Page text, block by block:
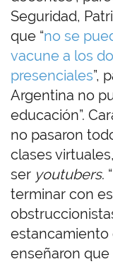
Seguridad,
que “no se
vacune a los
presenciales”,
Argentina no
educación”.
no pasaron
clases
ser youtubers.
terminar con
estancamiento
enseñaron